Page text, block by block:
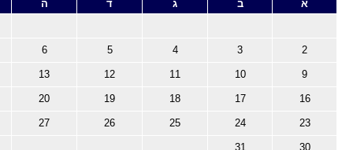
א ב ג ד ה
2
3
4
5
6
9
10
11
12
13
16
17
18
19
20
23
24
25
26
27
30
31